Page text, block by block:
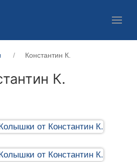
Константин К.
К.